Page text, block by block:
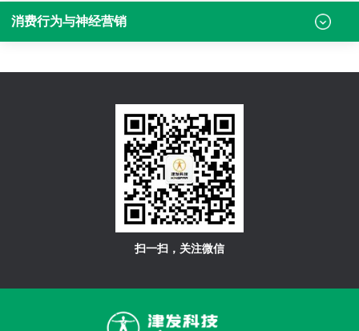
消费行为与神经营销
扫一扫，关注微信